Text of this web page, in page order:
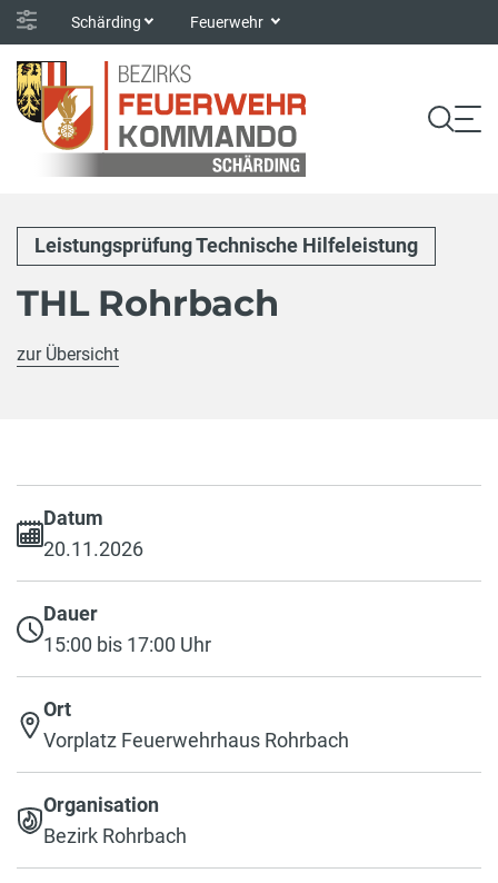
Schärding Feuerwehr
Leistungsprüfung Technische Hilfeleistung
THL Rohrbach
zur Übersicht
Datum
20.11.2026
Dauer
15:00 bis 17:00 Uhr
Ort
Vorplatz Feuerwehrhaus Rohrbach
Organisation
Bezirk Rohrbach